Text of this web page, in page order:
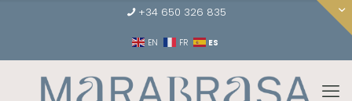
+34 650 326 835
EN FR ES